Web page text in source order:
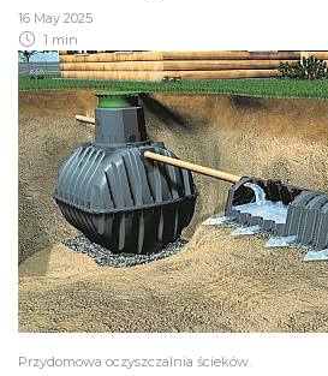
16 May 2025
1 min
Przydomowa oczyszczalnia ścieków.